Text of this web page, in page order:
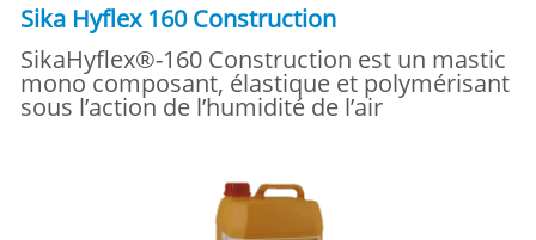
Sika Hyflex 160 Construction
SikaHyflex®-160 Construction est un mastic
mono composant, élastique et polymérisant
sous l’action de l’humidité de l’air